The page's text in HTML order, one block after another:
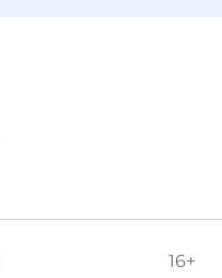
16+